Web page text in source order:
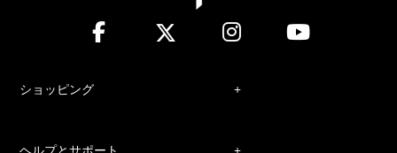
ショッピング